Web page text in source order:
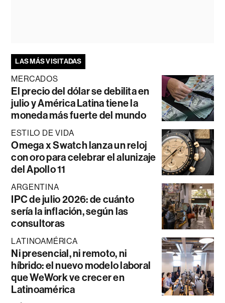
LAS MÁS VISITADAS
MERCADOS
El precio del dólar se debilita en
julio y América Latina tiene la
moneda más fuerte del mundo
ESTILO DE VIDA
Omega x Swatch lanza un reloj
con oro para celebrar el alunizaje
del Apollo 11
ARGENTINA
IPC de julio 2026: de cuánto
sería la inflación, según las
consultoras
LATINOAMÉRICA
Ni presencial, ni remoto, ni
híbrido: el nuevo modelo laboral
que WeWork ve crecer en
Latinoamérica